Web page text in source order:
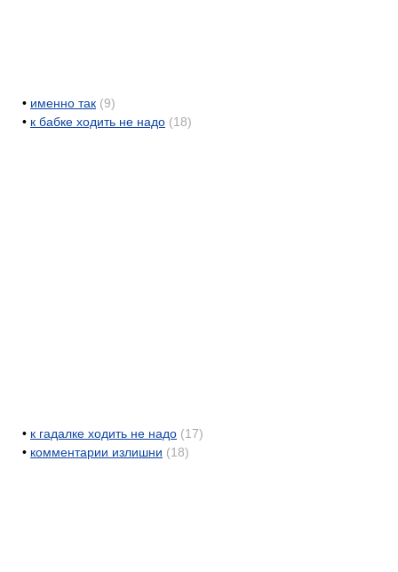
• именно так (9)
• к бабке ходить не надо (18)
• к гадалке ходить не надо (17)
• комментарии излишни (18)